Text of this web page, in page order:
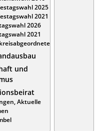
2025
2021
2026
2021
und
Aktuelle